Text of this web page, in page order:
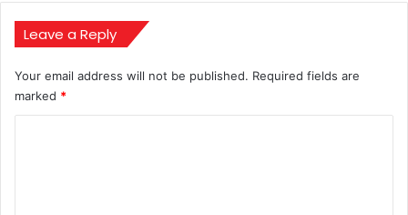
displays
from
Oppo,
Leave a Reply
Your email address will not be published. Required fields are
marked *